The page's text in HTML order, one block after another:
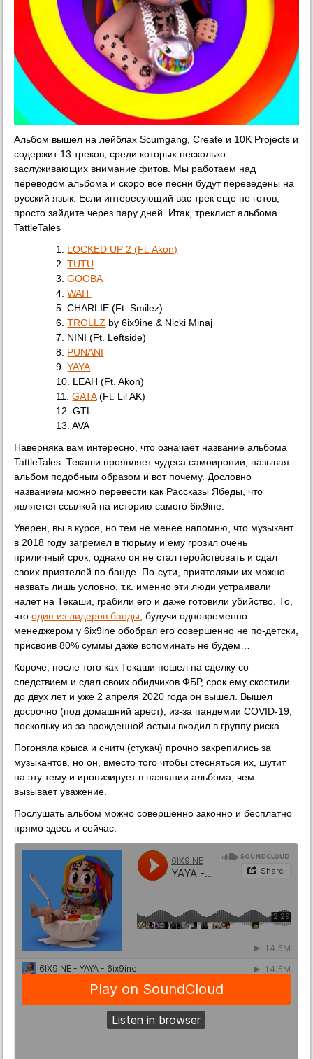
Альбом вышел на лейблах Scumgang,Create и 10K Projects и
содержит 13 треков, среди которых несколько
заслуживающих внимание фитов. Мы работаем над
переводом альбома и скоро все песни будут переведены на
русский язык. Если интересующий вас трек еще не готов,
просто зайдите через пару дней. Итак, треклист альбома
TattleTales
1. LOCKED UP 2 (Ft. Akon)
2.TUTU
3.GOOBA
4.WAIT
5. CHARLIE (Ft. Smilez)
6.TROLLZ by 6ix9ine & Nicki Minaj
7. NINI (Ft. Leftside)
8. PUNANI
9.YAYA
10. LEAH (Ft. Akon)
11.GATA(Ft. Lil AK)
12. GTL
13. AVA
Наверняка вам интересно, что означает название альбома
TattleTales. Текаши проявляет чудеса самоиронии, называя
альбом подобным образом и вот почему. Дословно
названием можно перевести как Рассказы Ябеды, что
является ссылкой на историю самого 6ix9ine.
Уверен, вы в курсе, но тем не менее напомню, что музыкант
в 2018 году загремел в тюрьму и ему грозил очень
приличный срок, однако он не стал геройствовать и сдал
своих приятелей по банде. По-сути, приятелями их можно
назвать лишь условно, т.к. именно эти люди устраивали
налет на Текаши, грабили его и даже готовили убийство. То,
чтоодин из лидеров банды , будучи одновременно
менеджером у 6ix9ine обобрал его совершенно не по-детски,
присвоив 80% суммы даже вспоминать не будем…
Короче, после того как Текаши пошел на сделку со
следствием и сдал своих обидчиков ФБР, срок ему скостили
до двух лет и уже 2 апреля 2020 года он вышел. Вышел
досрочно (под домашний арест), из-за пандемии COVID-19,
поскольку из-за врожденной астмы входил в группу риска.
Погоняла крыса и снитч (стукач) прочно закрепились за
музыкантов, но он, вместо того чтобы стесняться их, шутит
на эту тему и иронизирует в названии альбома, чем
вызывает уважение.
Послушать альбом можно совершенно законно и бесплатно
прямо здесь и сейчас.